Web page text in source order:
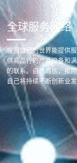
全球服务网络
按照自己的世界能提供
供高品行的产品设备和
的联系。自己笃信，按
自己将持续不断创新业